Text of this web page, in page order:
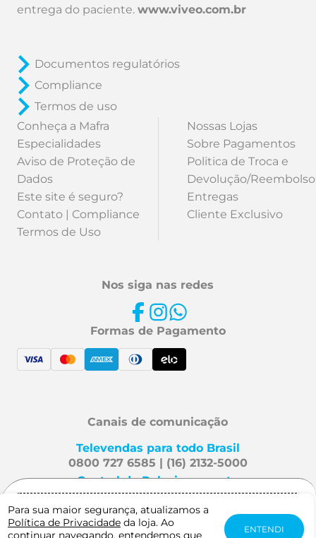
Para sua maior segurança, atualizamos a
Política de Privacidade da loja. Ao
continuar navegando, entendemos que
ENTENDI
Gostaria de receber notificação quando
este produto estiver disponível?
entrega do paciente.www.viveo.com.br
Documentos regulatórios
Compliance
Termos de uso
Conheça a Mafra
Especialidades
Aviso de Proteção de
Dados
Este site é seguro?
Contato | Compliance
Termos de Uso
Nossas Lojas
Sobre Pagamentos
Politica de Troca e
Devolução/Reembolso
Entregas
Cliente Exclusivo
Nos siga nas redes
Formas de Pagamento
Canais de comunicação
Televendas para todo Brasil
0800 727 6585 | (16) 2132-5000
Central de Relacionamento
Fale Conosco